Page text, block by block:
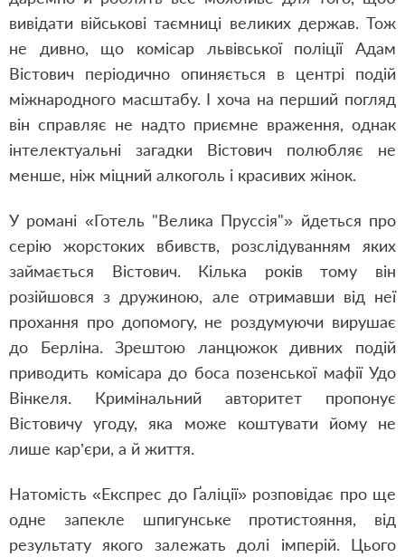
вивідати військові таємниці великих держав. Тож
не дивно, що комісар львівської поліції Адам
Вістович періодично опиняється в центрі подій
міжнародного масштабу. І хоча на перший погляд
він справляє не надто приємне враження, однак
інтелектуальні загадки Вістович полюбляє не
менше, ніж міцний алкоголь і красивих жінок.
У романі «Готель "Велика Пруссія"» йдеться про
серію жорстоких вбивств, розслідуванням яких
займається Вістович. Кілька років тому він
розійшовся з дружиною, але отримавши від неї
прохання про допомогу, не роздумуючи вирушає
до Берліна. Зрештою ланцюжок дивних подій
приводить комісара до боса позенської мафії Удо
Вінкеля. Кримінальний авторитет пропонує
Вістовичу угоду, яка може коштувати йому не
лише кар’єри, а й життя.
Натомість «Експрес до Ґаліції» розповідає про ще
одне запекле шпигунське протистояння, від
результату якого залежать долі імперій. Цього